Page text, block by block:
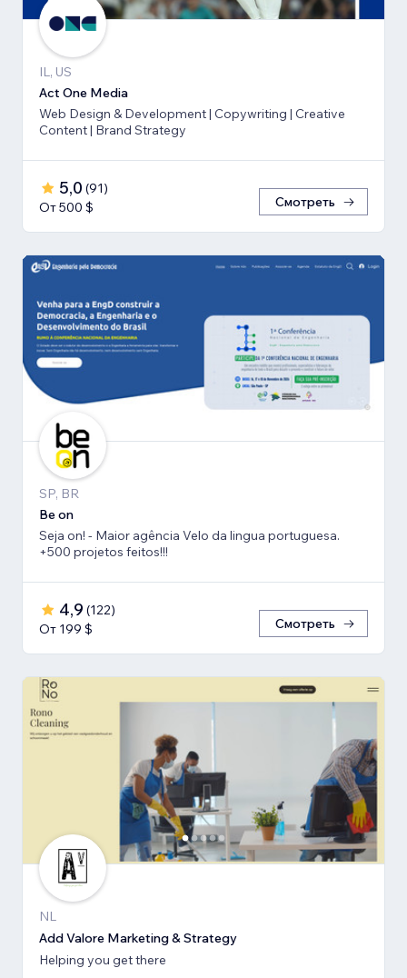
IL, US
Act One Media
Web Design & Development | Copywriting | Creative
Content | Brand Strategy
5,0 (91)
От 500 $
Смотреть
SP, BR
Be on
Seja on! - Maior agência Velo da lingua portuguesa.
+500 projetos feitos!!!
4,9 (122)
От 199 $
Смотреть
NL
Add Valore Marketing & Strategy
Helping you get there